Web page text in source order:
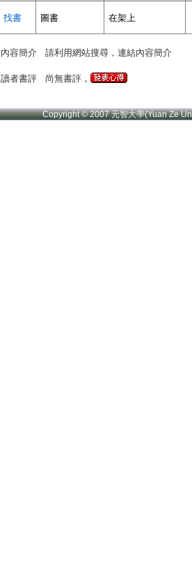
找書 圖書 在架上
內容簡介 請利用網站搜尋，連結內容簡介
讀者書評 尚無書評，
Copyright © 2007 元智大學(Yuan Ze